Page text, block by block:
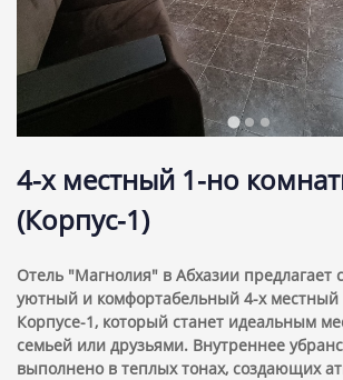
4-х местный 1-но
(Корпус-1)
Отель "Магнолия" в Абхазии предлагает
уютный и комфортабельный 4-х
Корпусе-1, который станет идеальным
семьей или друзьями. Внутреннее
выполнено в теплых тонах, создающих